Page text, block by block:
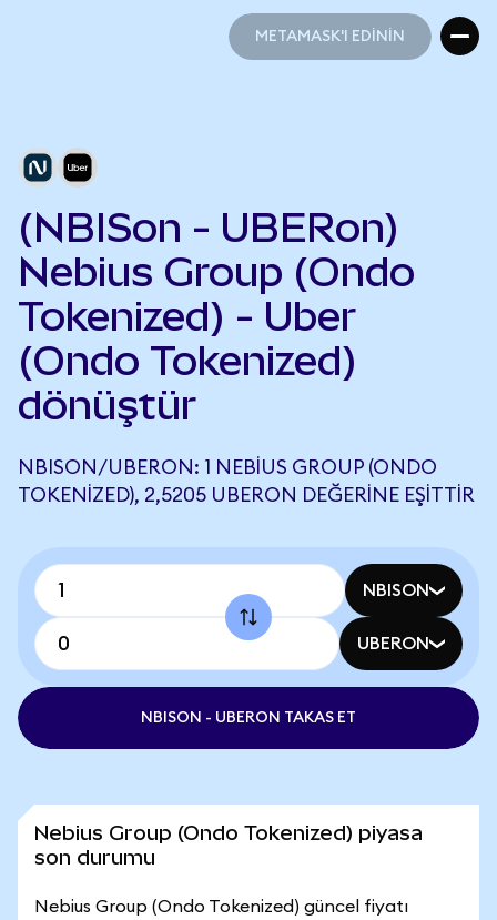
METAMASK'I EDİNİN
(NBISon - UBERon)
Nebius Group (Ondo
Tokenized) - Uber
(Ondo Tokenized)
dönüştür
NBISON/UBERON: 1 NEBIUS GROUP (ONDO
TOKENIZED), 2,5205 UBERON DEĞERINE EŞITTIR
NBISON
UBERON
NBISON - UBERON TAKAS ET
Nebius Group (Ondo Tokenized) piyasa
son durumu
Nebius Group (Ondo Tokenized) güncel fiyatı